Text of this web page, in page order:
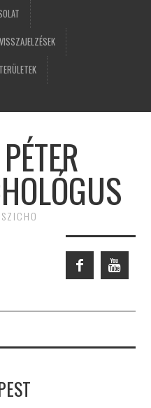
VISSZAJELZÉSEK